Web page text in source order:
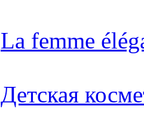
La femme
Детская